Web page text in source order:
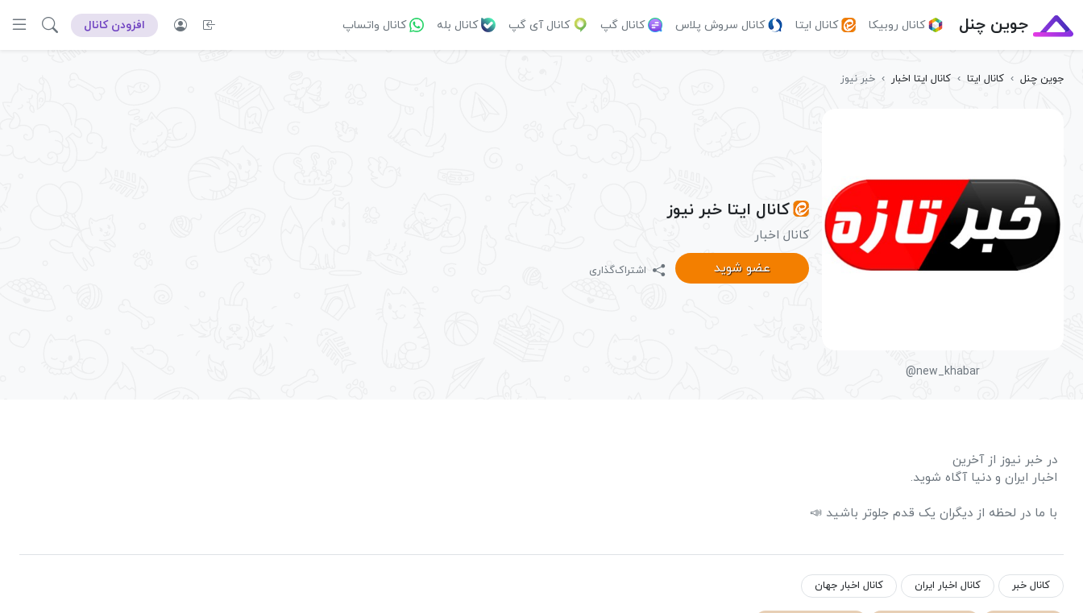
جوین چنل کانال روبیکا کانال ایتا کانال سروش پلاس کانال گپ کانال آی گپ کانال بله کانال واتساپ افزودن کانال
جوین چنل › کانال ایتا › کانال ایتا اخبار › خبر نیوز
@new_khabar
کانال ایتا خبر نیوز
کانال اخبار
عضو شوید
اشتراک‌گذاری
در خبر نیوز از آخرین
اخبار ایران و دنیا آگاه شوید.
با ما در لحظه از دیگران یک قدم جلوتر باشید 📣
کانال خبر کانال اخبار ایران کانال اخبار جهان